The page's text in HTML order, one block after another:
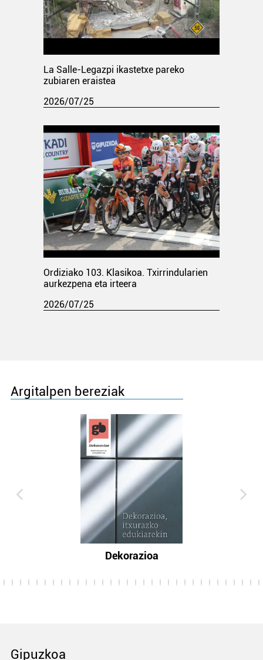
La Salle-Legazpi ikastetxe pareko
zubiaren eraistea
2026/07/25
Ordiziako 103. Klasikoa. Txirrindularien
aurkezpena eta irteera
2026/07/25
Argitalpen bereziak
Dekorazioa
Gipuzkoa